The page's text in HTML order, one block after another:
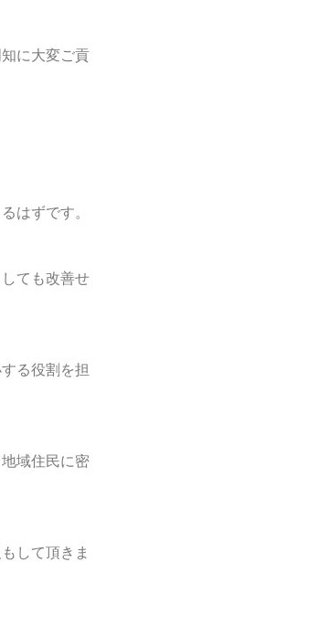
に大変ご貢
はずです。
ても改善せ
る役割を担
域住民に密
して頂きま